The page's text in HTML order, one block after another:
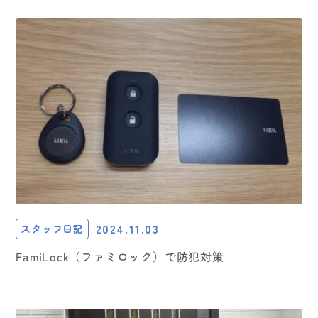
スタッフ日記 2024.11.03
FamiLock（ファミロック）で防犯対策